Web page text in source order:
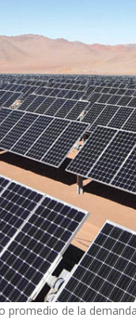
promedio de la